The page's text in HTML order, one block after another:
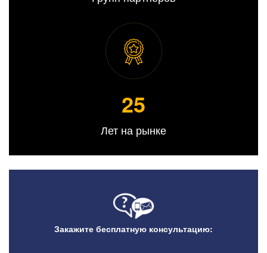
25
Лет на рынке
Закажите бесплатную консультацию: